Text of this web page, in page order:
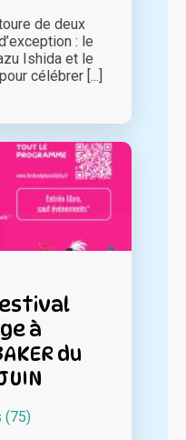
de deux
: le
Ishida et le
célébrer [...]
à
du
(75)